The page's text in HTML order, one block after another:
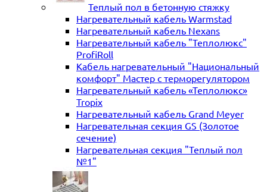
Теплый пол в бетонную стяжку
Нагревательный кабель Warmstad
Нагревательный кабель Nexans
Нагревательный кабель "Теплолюкс"
ProfiRoll
Кабель нагревательный "Национальный
комфорт" Мастер с терморегулятором
Нагревательный кабель «Теплолюкс»
Tropix
Нагревательный кабель Grand Meyer
Нагревательная секция GS (Золотое
сечение)
Нагревательная секция "Теплый пол
№1"